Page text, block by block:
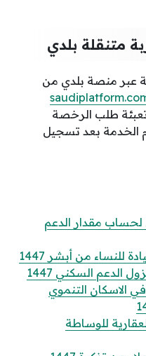
متنقلة بلدي
عبر منصة بلدي من
طلب الرخصة
الخدمة بعد تسجيل
لحساب مقدار الدعم
من أبشر 1447
السكني 1447
الاسكان التنموي
للوساطة